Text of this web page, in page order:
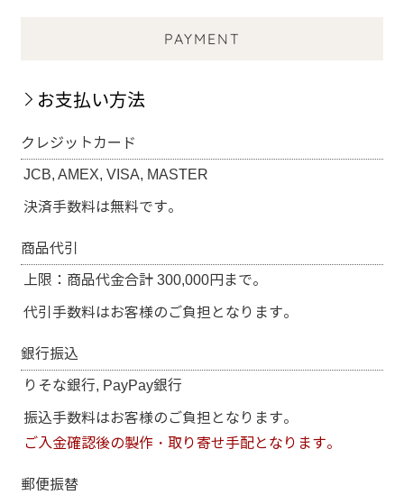
PAYMENT
お支払い方法
クレジットカード
JCB, AMEX, VISA, MASTER
決済手数料は無料です。
商品代引
上限：商品代金合計 300,000円まで。
代引手数料はお客様のご負担となります。
銀行振込
りそな銀行, PayPay銀行
振込手数料はお客様のご負担となります。
ご入金確認後の製作・取り寄せ手配となります。
郵便振替